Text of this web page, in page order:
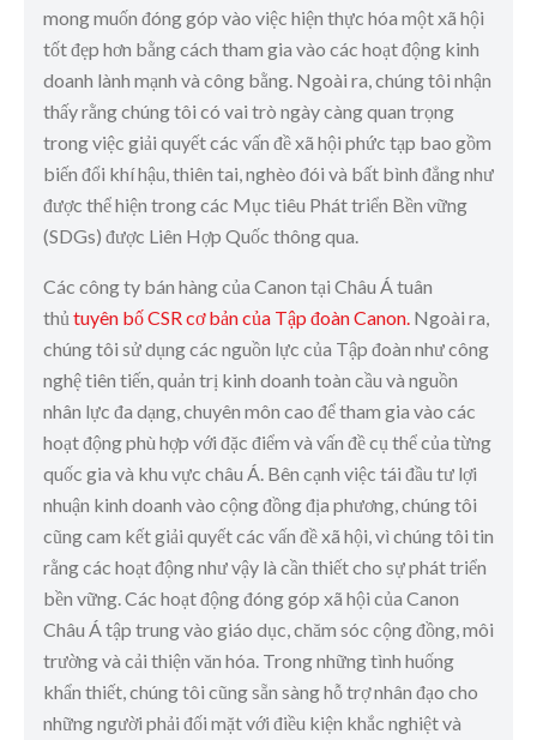
mong muốn đóng góp vào việc hiện thực hóa một xã hội
tốt đẹp hơn bằng cách tham gia vào các hoạt động kinh
doanh lành mạnh và công bằng. Ngoài ra, chúng tôi nhận
thấy rằng chúng tôi có vai trò ngày càng quan trọng
trong việc giải quyết các vấn đề xã hội phức tạp bao gồm
biến đổi khí hậu, thiên tai, nghèo đói và bất bình đẳng như
được thể hiện trong các Mục tiêu Phát triển Bền vững
(SDGs) được Liên Hợp Quốc thông qua.
Các công ty bán hàng của Canon tại Châu Á tuân
thủ tuyên bố CSR cơ bản của Tập đoàn Canon. Ngoài ra,
chúng tôi sử dụng các nguồn lực của Tập đoàn như công
nghệ tiên tiến, quản trị kinh doanh toàn cầu và nguồn
nhân lực đa dạng, chuyên môn cao để tham gia vào các
hoạt động phù hợp với đặc điểm và vấn đề cụ thể của từng
quốc gia và khu vực châu Á. Bên cạnh việc tái đầu tư lợi
nhuận kinh doanh vào cộng đồng địa phương, chúng tôi
cũng cam kết giải quyết các vấn đề xã hội, vì chúng tôi tin
rằng các hoạt động như vậy là cần thiết cho sự phát triển
bền vững. Các hoạt động đóng góp xã hội của Canon
Châu Á tập trung vào giáo dục, chăm sóc cộng đồng, môi
trường và cải thiện văn hóa. Trong những tình huống
khẩn thiết, chúng tôi cũng sẵn sàng hỗ trợ nhân đạo cho
những người phải đối mặt với điều kiện khắc nghiệt và